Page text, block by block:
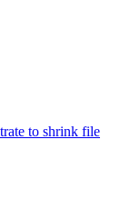
to shrink file